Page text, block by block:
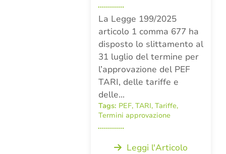
La Legge 199/2025
articolo 1 comma 677 ha
disposto lo slittamento al
31 luglio del termine per
l’approvazione del PEF
TARI, delle tariffe e
delle…
Tags: PEF, TARI, Tariffe,
Termini approvazione
Leggi l'Articolo